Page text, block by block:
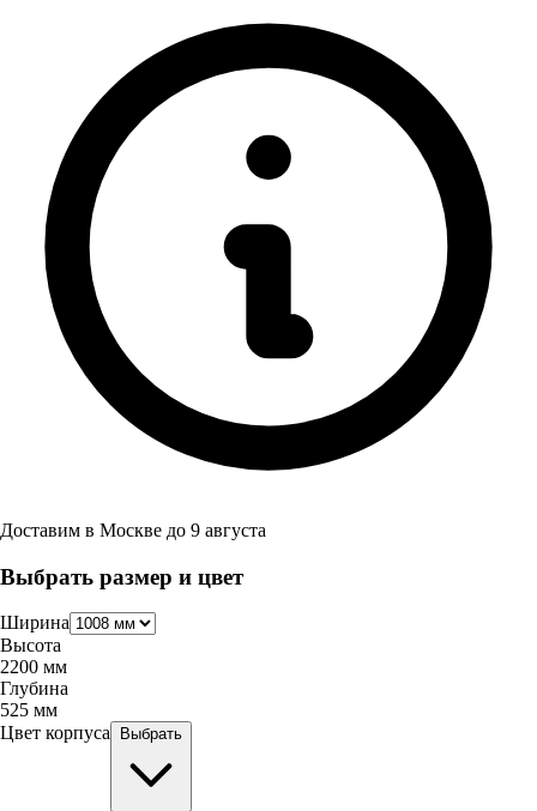
Доставим в Москве до 9 августа
Выбрать размер и цвет
Ширина
Высота
2200 мм
Глубина
525 мм
Цвет корпуса
Выбрать